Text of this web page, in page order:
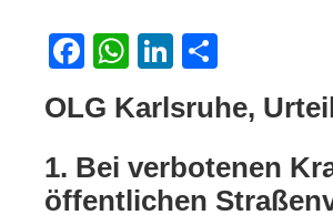
Facebook
WhatsApp
LinkedIn
OLG Karlsruhe,
1. Bei verbotenen
öffentlichen